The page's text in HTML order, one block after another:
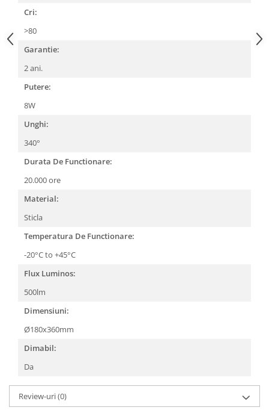
Cri:
>80
Garantie:
2 ani.
Putere:
8W
Unghi:
340°
Durata De Functionare:
20.000 ore
Material:
Sticla
Temperatura De Functionare:
-20°C to +45°C
Flux Luminos:
500lm
Dimensiuni:
Ø180x360mm
Dimabil:
Da
Review-uri(0)